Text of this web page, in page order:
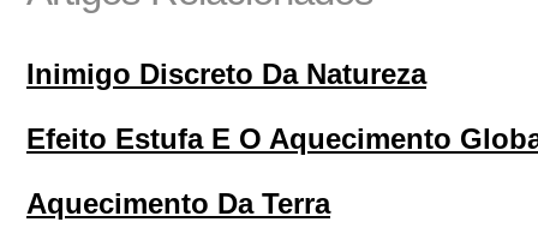
Inimigo Discreto Da Natureza
Efeito Estufa E O Aquecimento
Aquecimento Da Terra